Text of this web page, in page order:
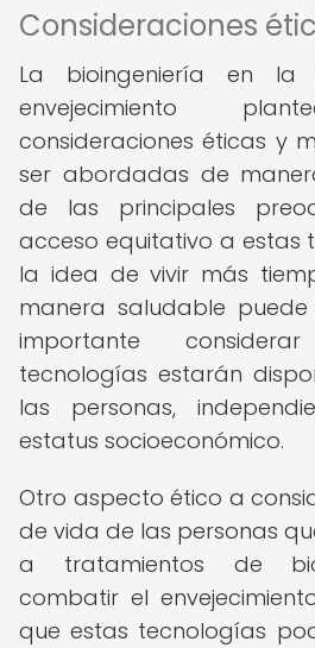
Consideraciones
La bioingeniería en
envejecimiento
consideraciones éticas y
ser abordadas de
de las principales
acceso equitativo a estas
la idea de vivir más
manera saludable
importante
tecnologías estarán
las personas,
estatus socioeconómico.
Otro aspecto ético a
de vida de las personas
a tratamientos de
combatir el
que estas tecnologías